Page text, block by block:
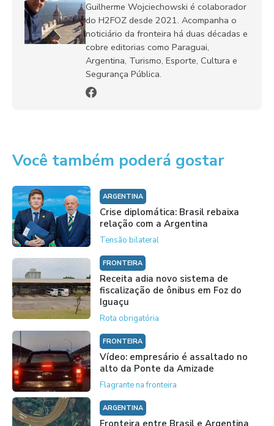
Guilherme Wojciechowski é colaborador
do H2FOZ desde 2021. Acompanha o
noticiário da fronteira há duas décadas e
cobre editorias como Paraguai,
Argentina, Turismo, Esporte, Cultura e
Segurança Pública.
Você também poderá gostar
ARGENTINA
Crise diplomática: Brasil rebaixa
relação com a Argentina
Tensão bilateral
FRONTEIRA
Receita adia novo sistema de
fiscalização de ônibus em Foz do
Iguaçu
Rota obrigatória
FRONTEIRA
Vídeo: empresário é assaltado no
alto da Ponte da Amizade
Flagrante na fronteira
ARGENTINA